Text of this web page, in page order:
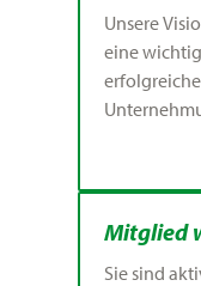
Unsere
eine
Mitglied
Sie sind